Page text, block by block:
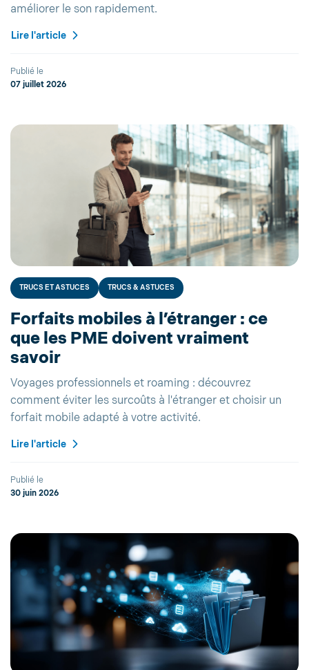
améliorer le son rapidement.
Lire l'article
Publié le
07 juillet 2026
TRUCS ET ASTUCES TRUCS & ASTUCES
Forfaits mobiles à l’étranger : ce
que les PME doivent vraiment
savoir
Voyages professionnels et roaming : découvrez
comment éviter les surcoûts à l'étranger et choisir un
forfait mobile adapté à votre activité.
Lire l'article
Publié le
30 juin 2026